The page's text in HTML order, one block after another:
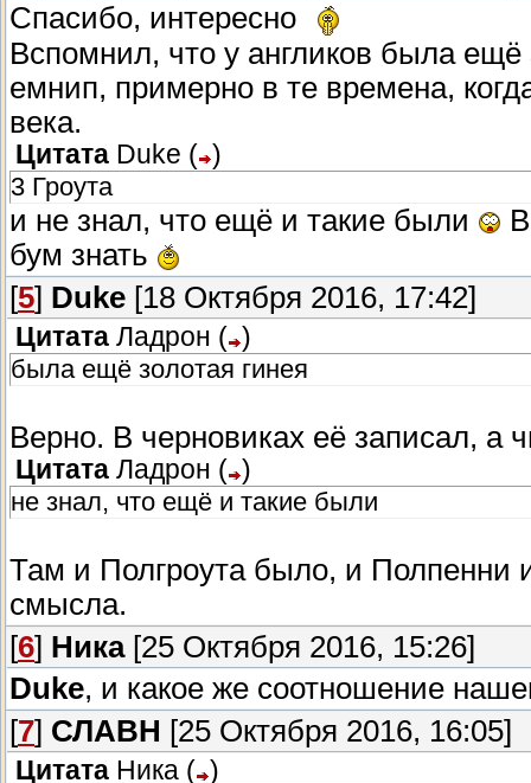
Спасибо, интересно
Вспомнил, что у англиков была ещё
емнип, примерно в те времена,
века.
Цитата Duke ( )
3 Гроута
и не знал, что ещё и такие были
бум знать
[5] Duke [18 Октября 2016, 17:42]
Цитата Ладрон ( )
была ещё золотая гинея
Верно. В черновиках её записал, а
Цитата Ладрон ( )
не знал, что ещё и такие были
Там и Полгроута было, и Полпенни
смысла.
[6] Ника[25 Октября 2016, 15:26]
Duke, и какое же соотношение
[7] СЛАВН [25 Октября 2016, 16:05]
Цитата Ника ( )